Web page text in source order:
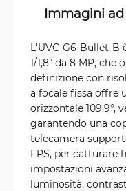
Immagini
L'UVC-G6-Bullet-B
1/1,8” da 8 MP,
definizione con
a focale fissa offre
orizzontale 109,9°,
garantendo una
telecamera
FPS, per catturare
impostazioni
luminosità,